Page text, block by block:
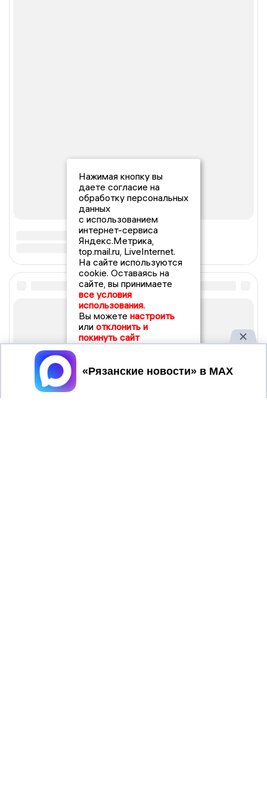
Нажимая кнопку вы
даете согласие на
обработку персональных
данных
с использованием
интернет-сервиса
Яндекс.Метрика,
top.mail.ru, LiveInternet.
На сайте используются
cookie. Оставаясь на
сайте, вы принимаете
все условия
использования.
Вы можете настроить
или отклонить и
покинуть сайт
Принять